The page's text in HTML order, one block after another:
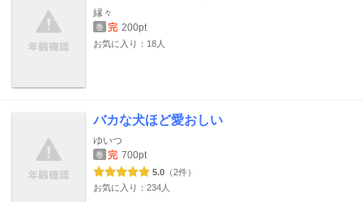
縁々
巻 完 200pt
お気に入り：18人
バカな犬ほど愛おしい
ゆいつ
巻 完 700pt
5.0 （2件）
お気に入り：234人